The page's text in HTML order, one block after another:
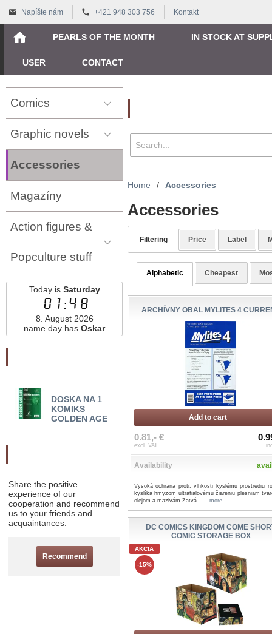
Napíšte nám +421 948 303 756 Kontakt
PEARLS OF THE MONTH IN STOCK AT
USER CONTACT
Comics
Graphic novels
Accessories
Magazíny
Action figures &
Popculture stuff
Today is Saturday
01:48
8. August 2026
name day has Oskar
DOSKA NA 1
KOMIKS
GOLDEN AGE
(BERZERKER) SHORT
Share the positive
experience of our
cooperation and recommend
us to your friends and
acquaintances:
Recommend
Home / Accessories
Accessories
Filtering Price Label
Alphabetic Cheapest
ARCHÍVNY OBAL MYLITES 4
Add to cart
0.81,- €
excl. VAT
Availability
Vysoká ochrana proti: vlhkosti kyslému prostrediu
kyslíka hmyzom ultrafialovému žiareniu plesniam
olejom a mazivám Zatvá... ...more
DC COMICS KINGDOM COME
COMIC STORAGE BOX
AKCIA
-15%